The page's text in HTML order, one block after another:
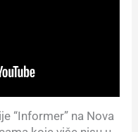
“Informer” na Nova